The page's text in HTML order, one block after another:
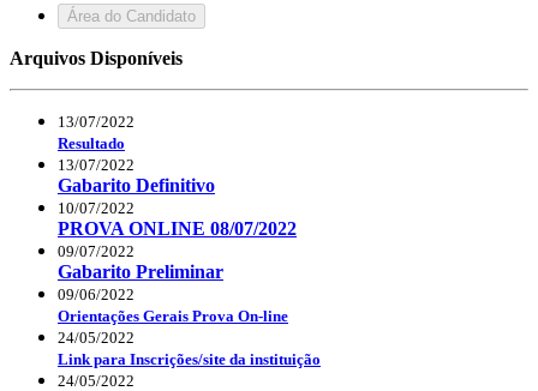
Área do Candidato
Arquivos Disponíveis
13/07/2022
Resultado
13/07/2022
Gabarito Definitivo
10/07/2022
PROVA ONLINE 08/07/2022
09/07/2022
Gabarito Preliminar
09/06/2022
Orientações Gerais Prova On-line
24/05/2022
Link para Inscrições/site da instituição
24/05/2022